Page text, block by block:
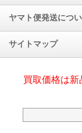
ヤマト便発送につ
サイトマップ
買取価格は新